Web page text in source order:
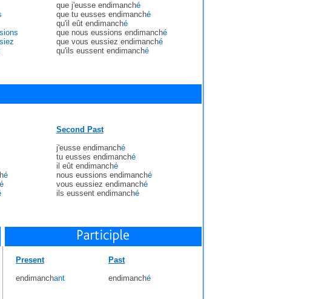
que j'eusse endimanché
que tu eusses endimanché
qu'il eût endimanché
que nous eussions endimanché
que vous eussiez endimanché
qu'ils eussent endimanché
é
Second Past
j'eusse endimanché
tu eusses endimanché
il eût endimanché
nous eussions endimanché
vous eussiez endimanché
ils eussent endimanché
Present
endimanchant
Past
endimanché